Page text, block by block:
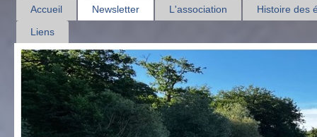
Accueil Newsletter L'association
Histoire des
Liens